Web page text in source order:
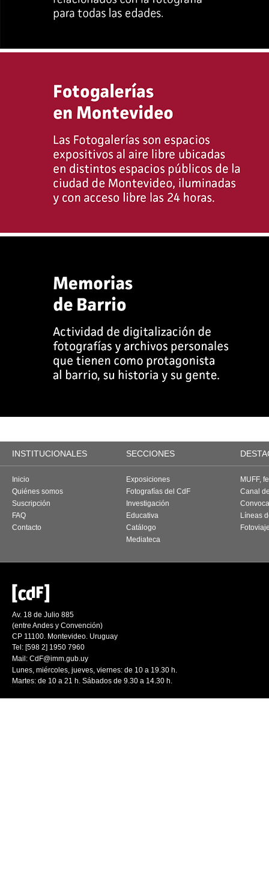
INSTITUCIONALES SECCIONES
Inicio
Quiénes somos
Suscripción
FAQ
Contacto
Exposiciones
Fotografías del CdF
Investigación
Educativa
Catálogo
Mediateca
MUFF,
Canal
Líneas
Av. 18 de Julio 885
(entre Andes y Convención)
CP 11100. Montevideo. Uruguay
Tel: [598 2] 1950 7960
Mail: CdF@imm.gub.uy
Lunes, miércoles, jueves, viernes: de 10 a 19.30 h.
Martes: de 10 a 21 h. Sábados de 9.30 a 14.30 h.